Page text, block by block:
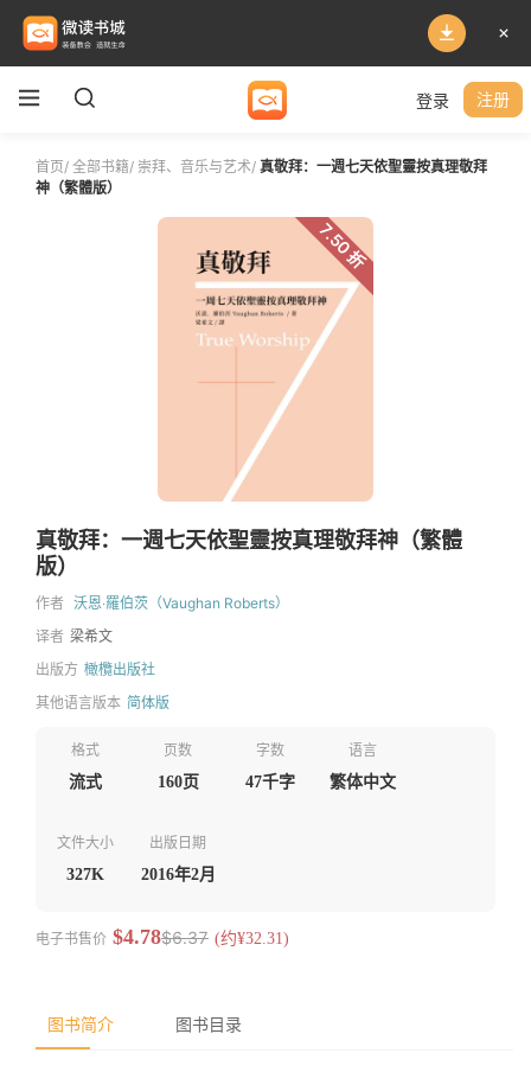
登录 注册
首页/ 全部书籍/ 崇拜、音乐与艺术/ 真敬拜：一週七天依聖靈按真理敬拜
神（繁體版）
7.50 折
真敬拜：一週七天依聖靈按真理敬拜神（繁體
版）
作者 沃恩‧羅伯茨（Vaughan Roberts）
译者 梁希文
出版方 橄欖出版社
其他语言版本 简体版
格式
流式
页数
160页
字数
47千字
语言
繁体中文
文件大小
327K
出版日期
2016年2月
电子书售价 $4.78$6.37 (约¥32.31)
图书简介 图书目录